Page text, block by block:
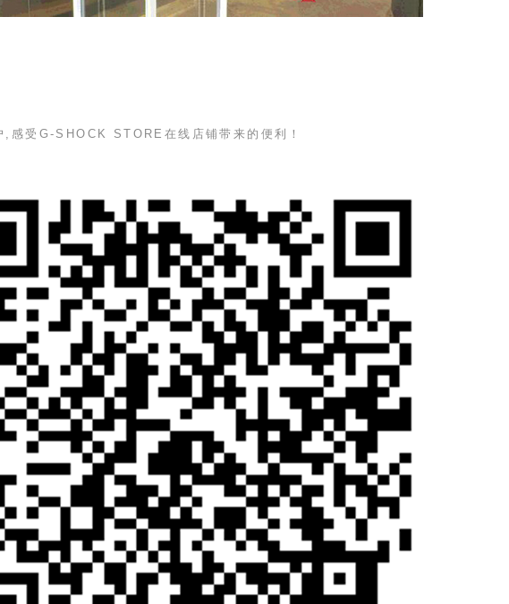
,感受 G-SHOCK STORE 在线店铺带来的便利！